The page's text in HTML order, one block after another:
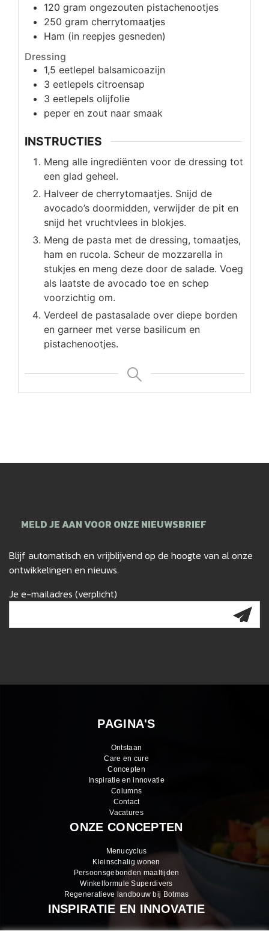
120 gram ongezouten pistachenootjes
250 gram cherrytomaatjes
Ham (in reepjes gesneden)
Dressing
1,5 eetlepel balsamicoazijn
3 eetlepels citroensap
3 eetlepels olijfolie
peper en zout naar smaak
INSTRUCTIES
Meng alle ingrediënten voor de dressing tot
een glad geheel.
Halveer de cherrytomaatjes. Snijd de
avocado’s doormidden, verwijder de pit en
snijd het vruchtvlees in blokjes.
Meng de pasta met de dressing, tomaatjes,
ham en rucola. Scheur de mozzarella in
stukjes en meng deze door de salade. Voeg
als laatste de avocado toe en schep
voorzichtig om.
Verdeel de pastasalade over diepe borden
en garneer met verse basilicum en
pistachenootjes.
MELD JE AAN VOOR ONZE NIEUWSBRIEF
Blijf automatisch en vrijblijvend op de hoogte van al onze
ontwikkelingen en nieuws.
Je e-mailadres (verplicht)
PAGINA'S
Ontstaan
Care en cure
Concepten
Inspiratie en innovatie
Columns
Contact
Vacatures
ONZE CONCEPTEN
Menucyclus
Kleinschalig wonen
Persoonsgebonden maaltijden
Winkelformule Superdivers
Regeneratieve landbouw bij Botmas
INSPIRATIE EN INNOVATIE